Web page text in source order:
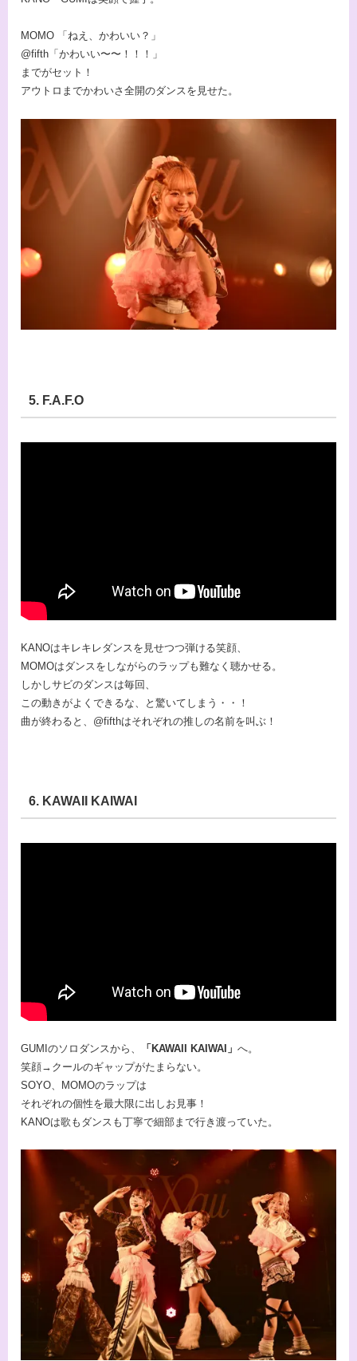
MOMO 「ねえ、かわいい？」
@fifth「かわいい〜〜！！！」
までがセット！
アウトロまでかわいさ全開のダンスを見せた。
5. F.A.F.O
KANOはキレキレダンスを見せつつ弾ける笑顔、
MOMOはダンスをしながらのラップも難なく聴かせる。
しかしサビのダンスは毎回、
この動きがよくできるな、と驚いてしまう・・！
曲が終わると、@fifthはそれぞれの推しの名前を叫ぶ！
6. KAWAII KAIWAI
GUMIのソロダンスから、 「KAWAII KAIWAI」 へ。
笑顔→クールのギャップがたまらない。
SOYO、MOMOのラップは
それぞれの個性を最大限に出しお見事！
KANOは歌もダンスも丁寧で細部まで行き渡っていた。